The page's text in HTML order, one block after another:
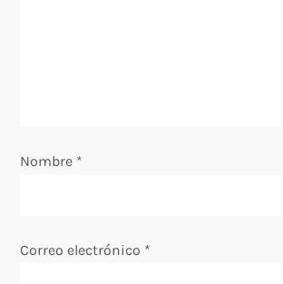
n
r
Nombre *
Correo electrónico *